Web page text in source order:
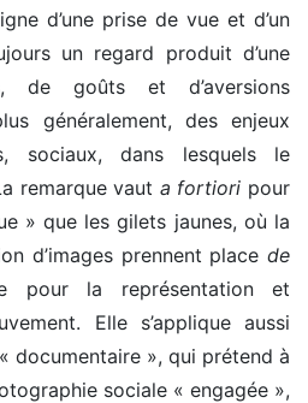
d’une prise de vue et d’un
un regard produit d’une
de goûts et d’aversions
généralement, des enjeux
sociaux, dans lesquels le
remarque vaut a fortiori pour
» que les gilets jaunes, où la
d’images prennent place de
pour la représentation et
Elle s’applique aussi
documentaire », qui prétend à
sociale « engagée »,